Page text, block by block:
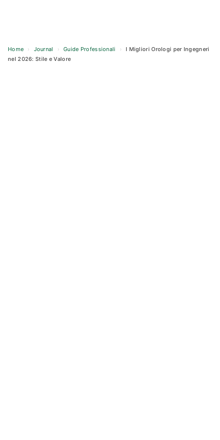
Home › Journal › Guide Professionali ›
I Migliori Orologi per Ingegneri
nel 2026: Stile e Valore